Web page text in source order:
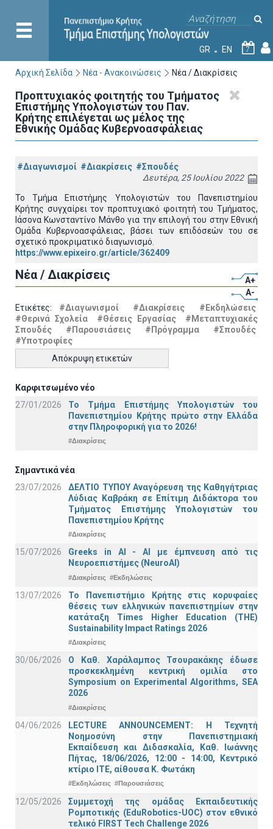
GR EN 7
Αρχική Σελίδα Νέα - Ανακοινώσεις Νέα / Διακρίσεις
Προπτυχιακός φοιτητής του Τμήματος
Επιστήμης Υπολογιστών του Παν.
Κρήτης επιλέγεται ως μέλος της
Εθνικής Ομάδας Κυβερνοασφάλειας
#Διαγωνισμοί #Διακρίσεις #Σπουδές
Δευτέρα, 25 Ιουλίου 2022
Το Τμήμα Επιστήμης Υπολογιστών του Πανεπιστημίου
Κρήτης συγχαίρει τον προπτυχιακό φοιτητή του Τμήματος,
Ιάσονα Κωνσταντίνο Μάνθο για την επιλογή του στην Εθνική
Ομάδα Κυβερνοασφάλειας, βάσει των επιδόσεών του σε
σχετικό προκριματικό διαγωνισμό.
https://www.epixeiro.gr/article/362409
Νέα / Διακρίσεις
A+
A-
Ετικέτες: #Διαγωνισμοί #Διακρίσεις
#Εκδηλώσεις
#Θερινά Σχολεία
#Θέσεις Εργασίας
#Μεταπτυχιακές
Σπουδές
#Παρουσιάσεις #Πρόγραμμα
#Σπουδές
#Υποτροφίες
Απόκρυψη ετικετών
Καρφιτσωμένο νέο
27/01/2026
Το Τμήμα Επιστήμης Υπολογιστών του
Πανεπιστημίου Κρήτης πρώτο στην Ελλάδα
στην Πληροφορική για το 2026!
#Διακρίσεις
Σημαντικά νέα
23/07/2026
ΔΕΛΤΙΟ ΤΥΠΟΥ Αναγόρευση της Καθηγήτριας
Λύδιας Καβράκη σε Επίτιμη Διδάκτορα του
Τμήματος Επιστήμης Υπολογιστών του
Πανεπιστημίου Κρήτης
#Διακρίσεις
15/07/2026
Greeks in AI - ΑΙ με έμπνευση από τις
Νευροεπιστήμες (NeuroAI)
#Διακρίσεις #Εκδηλώσεις
13/07/2026
Το Πανεπιστήμιο Κρήτης στις κορυφαίες
θέσεις των ελληνικών πανεπιστημίων στην
κατάταξη Times Higher Education (ΤΗΕ)
Sustainability Impact Ratings 2026
#Διακρίσεις
30/06/2026
Ο Καθ. Χαράλαμπος Τσουρακάκης έδωσε
προσκεκλημένη κεντρική ομιλία στο
Symposium on Experimental Algorithms, SEA
2026
#Διακρίσεις
04/06/2026
LECTURE ANNOUNCEMENT: Η Τεχνητή
Νοημοσύνη στην Πανεπιστημιακή
Εκπαίδευση και Διδασκαλία, Καθ. Ιωάννης
Πήτας, 18/06/2026, 12:00 - 14:00, Κεντρικό
κτίριο ΙΤΕ, αίθουσα Κ. Φωτάκη
#Εκδηλώσεις #Παρουσιάσεις
12/05/2026
Συμμετοχή της ομάδας Εκπαιδευτικής
Ρομποτικής (EduRobotics-UOC) στον εθνικό
τελικό FIRST Tech Challenge 2026